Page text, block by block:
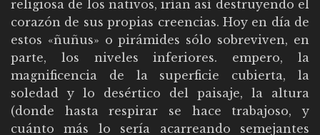
religiosa de los nativos, irían así destruyendo el
corazón de sus propias creencias. Hoy en día de
estos «ñuñus» o pirámides sólo sobreviven, en
parte, los niveles inferiores. empero, la
magnificencia de la superficie cubierta, la
soledad y lo desértico del paisaje, la altura
(donde hasta respirar se hace trabajoso, y
cuánto más lo sería acarreando semejantes